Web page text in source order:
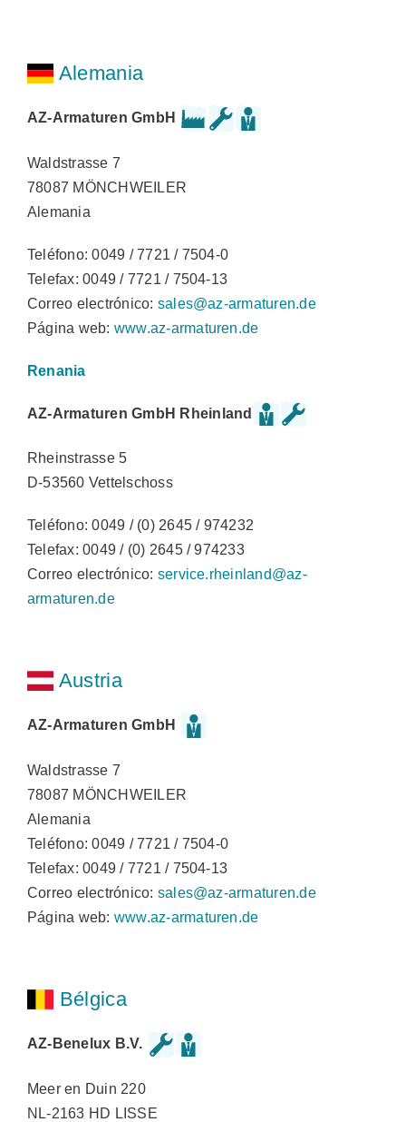
Alemania
AZ-Armaturen GmbH
Waldstrasse 7
78087 MÖNCHWEILER
Alemania
Teléfono: 0049 / 7721 / 7504-0
Telefax: 0049 / 7721 / 7504-13
Correo electrónico: sales@az-armaturen.de
Página web: www.az-armaturen.de
Renania
AZ-Armaturen GmbH Rheinland
Rheinstrasse 5
D-53560 Vettelschoss
Teléfono: 0049 / (0) 2645 / 974232
Telefax: 0049 / (0) 2645 / 974233
Correo electrónico: service.rheinland@az-
armaturen.de
Austria
AZ-Armaturen GmbH
Waldstrasse 7
78087 MÖNCHWEILER
Alemania
Teléfono: 0049 / 7721 / 7504-0
Telefax: 0049 / 7721 / 7504-13
Correo electrónico: sales@az-armaturen.de
Página web: www.az-armaturen.de
Bélgica
AZ-Benelux B.V.
Meer en Duin 220
NL-2163 HD LISSE